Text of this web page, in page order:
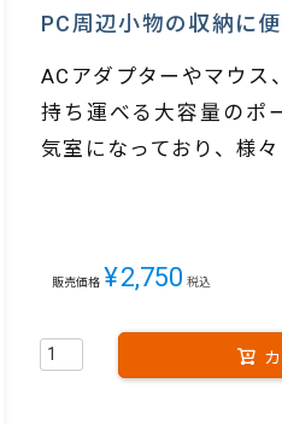
PC周辺小物の収納に
ACアダプターやマウス
持ち運べる大容量のポ
気室になっており、様
販売価格 ¥2,750 税込